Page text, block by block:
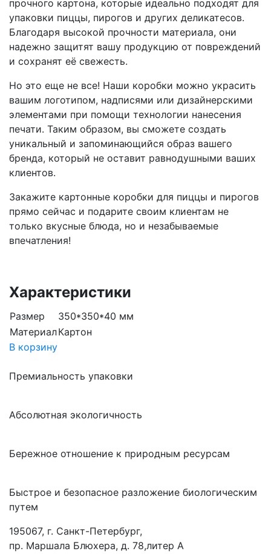
прочного картона, которые идеально подходят для
упаковки пиццы, пирогов и других деликатесов.
Благодаря высокой прочности материала, они
надежно защитят вашу продукцию от повреждений
и сохранят её свежесть.
Но это еще не все! Наши коробки можно украсить
вашим логотипом, надписями или дизайнерскими
элементами при помощи технологии нанесения
печати. Таким образом, вы сможете создать
уникальный и запоминающийся образ вашего
бренда, который не оставит равнодушными ваших
клиентов.
Закажите картонные коробки для пиццы и пирогов
прямо сейчас и подарите своим клиентам не
только вкусные блюда, но и незабываемые
впечатления!
Характеристики
Размер
350*350*40 мм
МатериалКартон
В корзину
Премиальность упаковки
Абсолютная экологичность
Бережное отношение к природным ресурсам
Быстрое и безопасное разложение биологическим
путем
195067, г. Санкт-Петербург,
пр. Маршала Блюхера, д. 78,литер А